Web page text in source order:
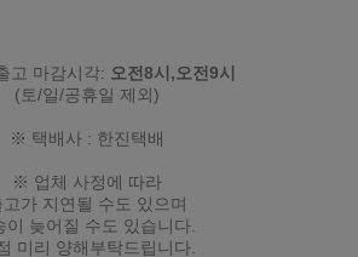
고 마감시각: 오전8시,오전9시
(토/일/공휴일 제외)
※ 택배사 : 한진택배
※ 업체 사정에 따라
고가 지연될 수도 있으며
이 늦어질 수도 있습니다.
미리 양해부탁드립니다.